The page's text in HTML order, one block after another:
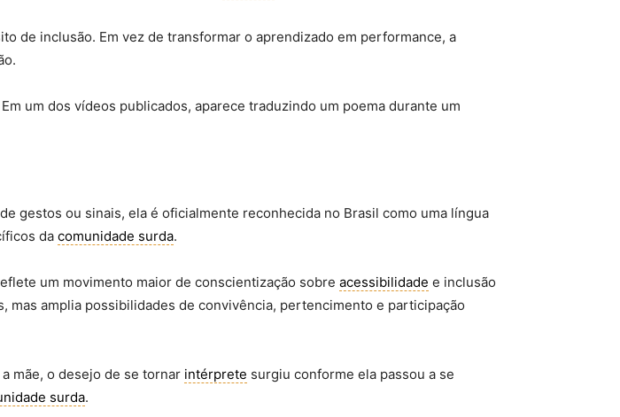
de inclusão. Em vez de transformar o aprendizado em performance, a
Em um dos vídeos publicados, aparece traduzindo um poema durante um
gestos ou sinais, ela é oficialmente reconhecida no Brasil como uma língua
da comunidade surda.
um movimento maior de conscientização sobre acessibilidade e inclusão
mas amplia possibilidades de convivência, pertencimento e participação
mãe, o desejo de se tornar intérprete surgiu conforme ela passou a se
surda.